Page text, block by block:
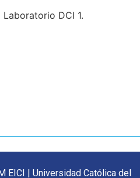
DCI 1.
EICI | Universidad Católica del